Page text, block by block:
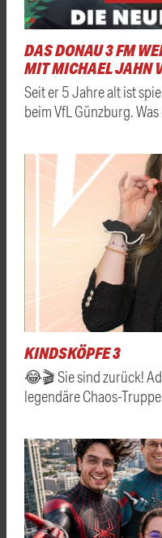
DAS DONAU 3 FM
MIT MICHAEL JAHN
Seit er 5 Jahre alt ist
beim VfL Günzburg.
KINDSKÖPFE 3
😂🎬 Sie sind zurück!
legendäre Chaos-